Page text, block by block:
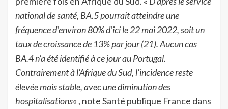
national de santé, BA.5 pourrait atteindre une
fréquence d’environ 80% d’ici le 22 mai 2022, soit un
taux de croissance de 13% par jour (21). Aucun cas
BA.4 n’a été identifié à ce jour au Portugal.
Contrairement à l’Afrique du Sud, l’incidence reste
élevée mais stable, avec une diminution des
hospitalisations« , note Santé publique France dans